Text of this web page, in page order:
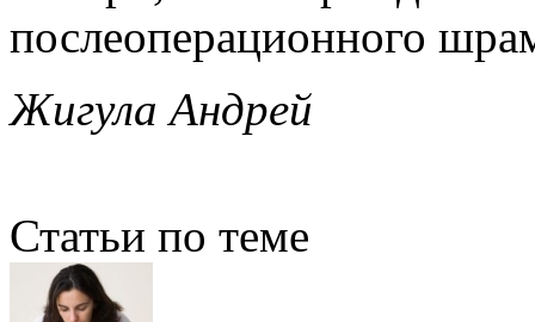
послеоперационного
Жигула Андрей
Статьи по теме